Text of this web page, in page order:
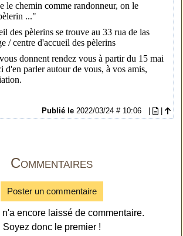
le chemin comme randonneur, on le
..."
des pèlerins se trouve au 33 rua de las
/ centre d'accueil des pèlerins
donnent rendez vous à partir du 15 mai
d'en parler autour de vous, à vos amis,
Publié le 2022/03/24 # 10:06
Commentaires
Poster un commentaire
n'a encore laissé de commentaire.
Soyez donc le premier !